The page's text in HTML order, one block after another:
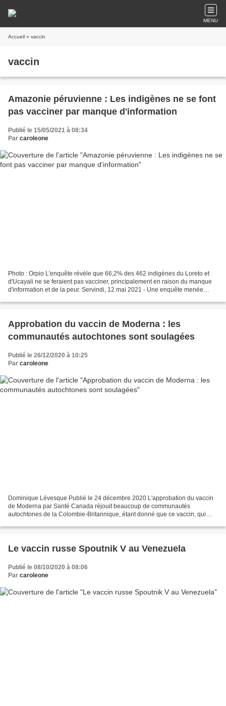
MENU
Accueil » vaccin
vaccin
Amazonie péruvienne : Les indigènes ne se font
pas vacciner par manque d'information
Publié le 15/05/2021 à 08:34
Par caroleone
Photo : Orpio L'enquête révèle que 66,2% des 462 indigènes du Loreto et
d'Ucayali ne se feraient pas vacciner, principalement en raison du manque
d'information et de la peur. Servindi, 12 mai 2021 - Une enquête menée
Approbation du vaccin de Moderna : les
communautés autochtones sont soulagées
Publié le 26/12/2020 à 10:25
Par caroleone
Dominique Lévesque Publié le 24 décembre 2020 L'approbation du vaccin
de Moderna par Santé Canada réjouit beaucoup de communautés
autochtones de la Colombie-Britannique, étant donné que ce vaccin, qui
Le vaccin russe Spoutnik V au Venezuela
Publié le 08/10/2020 à 08:06
Par caroleone